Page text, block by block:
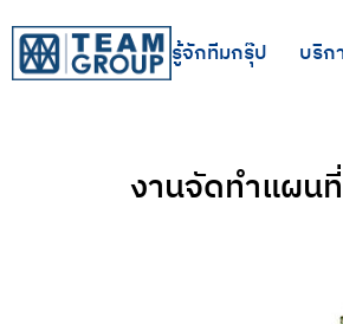
รู้จักทีมกรุ๊ป บริก
งานจัดทำแผน